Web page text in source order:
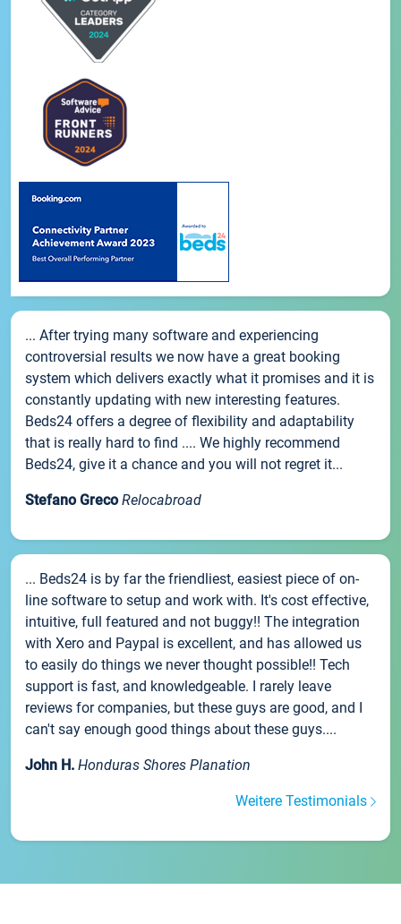
... After trying many software and experiencing
controversial results we now have a great booking
system which delivers exactly what it promises and it is
constantly updating with new interesting features.
Beds24 offers a degree of flexibility and adaptability
that is really hard to find .... We highly recommend
Beds24, give it a chance and you will not regret it...
Stefano Greco Relocabroad
... Beds24 is by far the friendliest, easiest piece of on-
line software to setup and work with. It's cost effective,
intuitive, full featured and not buggy!! The integration
with Xero and Paypal is excellent, and has allowed us
to easily do things we never thought possible!! Tech
support is fast, and knowledgeable. I rarely leave
reviews for companies, but these guys are good, and I
can't say enough good things about these guys....
John H. Honduras Shores Planation
Weitere Testimonials